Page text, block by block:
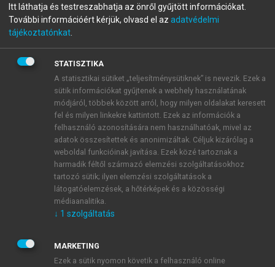
fiókoddal,vagy hozz létre új fiókot.
A regisztráció után apróbaidőszakautomatikusan
BELÉPÉS SAJÁT FIÓKKAL
ÚJ FIÓK LÉTREHOZÁSA
1 óra díjmentes hozzáférés
E-MAIL-CÍM
JELSZÓ
Itt láthatja és testreszabhatja az önről gyűjtött információkat.
További információért kérjük, olvasd el az adatvédelmi
tájékoztatónkat
STATISZTIKA
A statisztikai sütiket „teljesítménysütiknek” is nevezik. Ezek a
sütik információkat gyűjtenek a webhely használatának
módjáról, többek között arról, hogy milyen oldalakat keresett
fel és milyen linkekre kattintott. Ezek az információk a
felhasználó azonosítására nem használhatóak, mivel az
adatok összesítettek és anonimizáltak. Céljuk kizárólag a
weboldal funkcióinak javítása. Ezek közé tartoznak a
harmadik féltől származó elemzési szolgáltatásokhoz
tartozó sütik; ilyen elemzési szolgáltatások a
látogatóelemzések, a hőtérképek és a közösségi
médiaanalitika.
↓ 1 szolgáltatás
MARKETING
Ezek a sütik nyomon követik a felhasználó online